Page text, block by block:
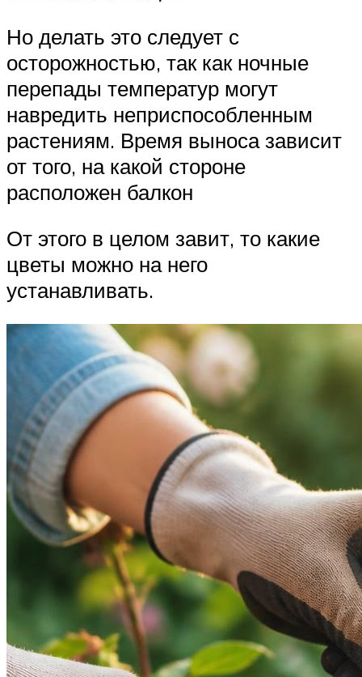
Но делать это следует с
осторожностью, так как ночные
перепады температур могут
навредить неприспособленным
растениям. Время выноса зависит
от того, на какой стороне
расположен балкон
От этого в целом завит, то какие
цветы можно на него
устанавливать.